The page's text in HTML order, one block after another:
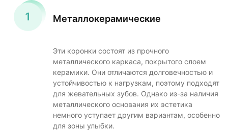
Металлокерамические
Эти коронки состоят из прочного
металлического каркаса, покрытого слоем
керамики. Они отличаются долговечностью и
устойчивостью к нагрузкам, поэтому подходят
для жевательных зубов. Однако из-за наличия
металлического основания их эстетика
немного уступает другим вариантам, особенно
для зоны улыбки.